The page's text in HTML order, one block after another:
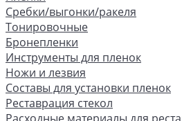
Сребки/выгонки/ракеля
Тонировочные
Бронепленки
Инструменты для пленок
Ножи и лезвия
Составы для установки пленок
Реставрация стекол